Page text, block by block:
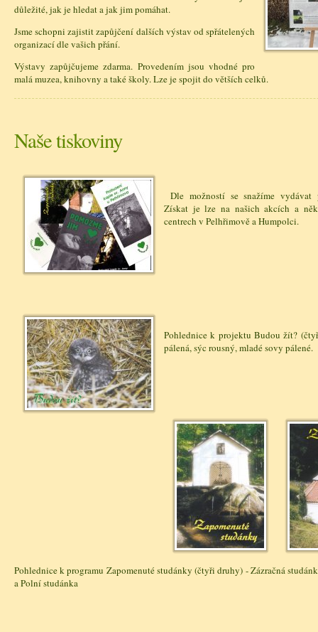
důležité, jak je hledat a jak jim pomáhat.
Jsme schopni zajistit zapůjčení dalších výstav od spřátelených
organizací dle vašich přání.
Výstavy zapůjčujeme zdarma. Provedením jsou vhodné pro
malá muzea, knihovny a také školy. Lze je spojit do větších celků.
Naše tiskoviny
Dle možností se snažíme vydávat
Získat je lze na našich akcích a
centrech v Pelhřimově a Humpolci.
Pohlednice k projektu Budou žít?
pálená, sýc rousný, mladé sovy pálené.
Pohlednice k programu Zapomenuté studánky (čtyři druhy) - Zázračná
a Polní studánka